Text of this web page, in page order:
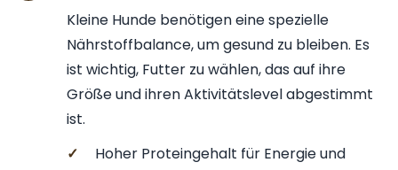
Kleine Hunde benötigen eine spezielle
Nährstoffbalance, um gesund zu bleiben. Es
ist wichtig, Futter zu wählen, das auf ihre
Größe und ihren Aktivitätslevel abgestimmt
ist.
✓
Hoher Proteingehalt für Energie und